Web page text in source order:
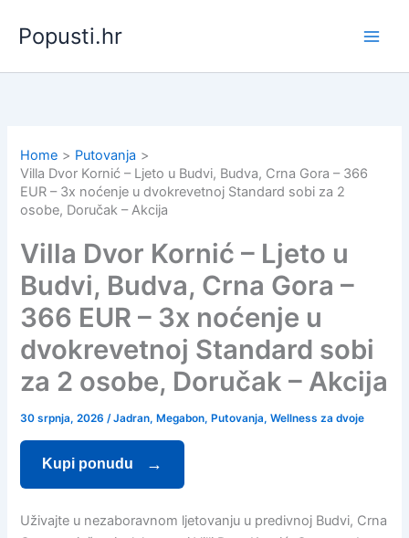
content
Popusti.hr
Home
Putovanja
Villa Dvor Kornić – Ljeto u Budvi, Budva, Crna Gora – 366
EUR – 3x noćenje u dvokrevetnoj Standard sobi za 2
osobe, Doručak – Akcija
Villa Dvor Kornić – Ljeto u
Budvi, Budva, Crna Gora –
366 EUR – 3x noćenje u
dvokrevetnoj Standard sobi
za 2 osobe, Doručak – Akcija
30 srpnja, 2026/Jadran, Megabon, Putovanja,Wellness za dvoje
Kupi ponudu
Uživajte u nezaboravnom ljetovanju u predivnoj Budvi, Crna